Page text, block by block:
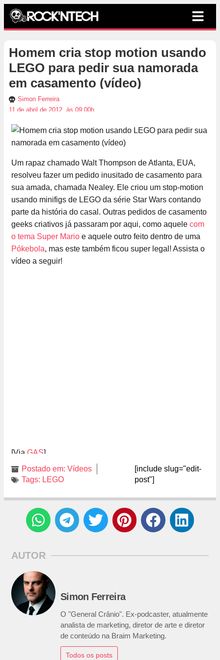
Homem cria stop motion usando
LEGO para pedir sua namorada
em casamento (vídeo)
Simon Ferreira
11 de abril de 2012, às 09:00h
Um rapaz chamado Walt Thompson de Atlanta, EUA,
resolveu fazer um pedido inusitado de casamento para
sua amada, chamada Nealey. Ele criou um stop-motion
usando minifigs de LEGO da série Star Wars contando
parte da história do casal. Outras pedidos de casamento
geeks criativos já passaram por aqui, como aquele com
o tema Super Mario e aquele outro feito dentro de uma
Pókebola, mas este também ficou super legal! Assista o
vídeo a seguir!
[Via GAS]
Postado em: Vídeos
Tags: LEGO
[include slug="edit-
post"]
AUTOR
Simon Ferreira
O "General Crânio". Ex-podcaster, atualmente
analista de marketing, diretor de arte e diretor
de conteúdo na Braim Marketing.
Todos os posts